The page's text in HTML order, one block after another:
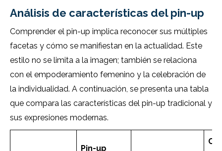
Análisis de características del pin-up
Comprender el pin-up implica reconocer sus múltiples
facetas y cómo se manifiestan en la actualidad. Este
estilo no se limita a la imagen; también se relaciona
con el empoderamiento femenino y la celebración de
la individualidad. A continuación, se presenta una tabla
que compara las características del pin-up tradicional y
sus expresiones modernas.
Pin-up